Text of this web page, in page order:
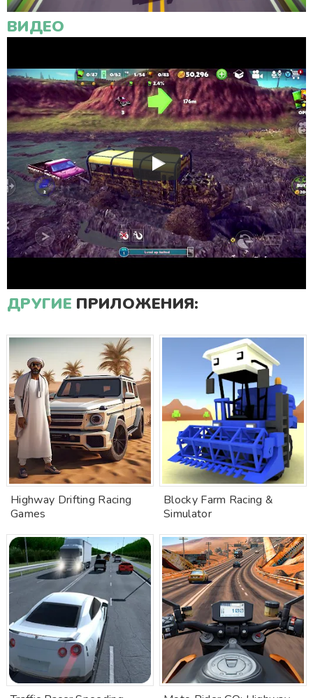
ВИДЕО
ДРУГИЕ ПРИЛОЖЕНИЯ:
Highway Drifting Racing
Games
Blocky Farm Racing &
Simulator